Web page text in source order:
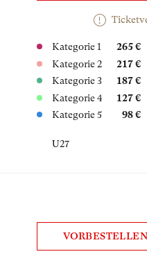
Kategorie 1
265 €
Kategorie 2
217 €
Kategorie 3
187 €
Kategorie 4
127 €
Kategorie 5
98 €
U27
VORBESTELLEN